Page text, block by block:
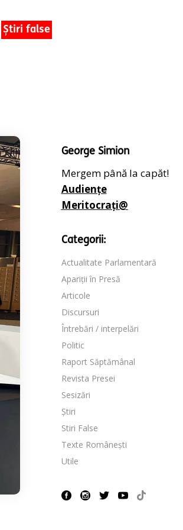
Știri false
George Simion
Mergem până la capăt!
Audiențe
Meritocrați@
Categorii:
Actualitate Parlamentară
Apariții în Presă
Articole
Discursuri
Întrebări / interpelări
Politic
Raport Săptămânal
Revista Presei
Sesizări
Știri
Stiri False
Texte Românești
Utile